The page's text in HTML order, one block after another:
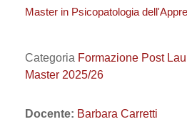
Master in Psicopatologia
Categoria Formazione Post
Master 2025/26
Docente: Barbara Carretti